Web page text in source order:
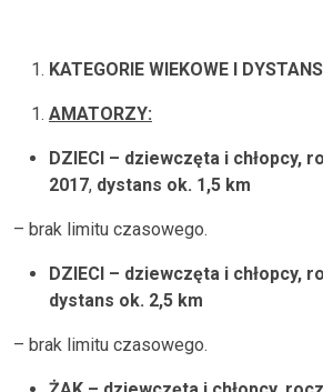
KATEGORIE WIEKOWE I
AMATORZY:
DZIECI – dziewczęta i chłopcy,
2017, dystans ok. 1,5 km
– brak limitu czasowego.
DZIECI – dziewczęta i chłopcy,
dystans ok. 2,5 km
– brak limitu czasowego.